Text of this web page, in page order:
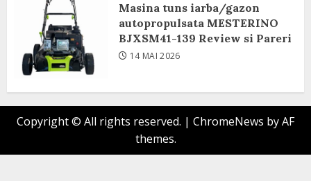
8 IUNIE 2026
Masina tuns iarba/gazon
autopropulsata MESTERINO
BJXSM41-139 Review si Pareri
14 MAI 2026
Copyright © All rights reserved. | ChromeNews by AF
themes.